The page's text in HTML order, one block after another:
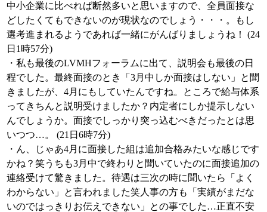
中小企業に比べれば断然多いと思いますので、全員面接な
どしたくてもできないのが現状なのでしょう・・・。もし
選考進まれるようであれば一緒にがんばりましょうね！ (24
日1時57分)
・私も最後のLVMHフォーラムに出て、説明会も最後の日
程でした。最終面接のとき「3月中しか面接はしない」と聞
きましたが、4月にもしていたんですね。ところで給与体系
ってきちんと説明受けましたか？内定者にしか提示しない
んでしょうか。面接でしっかり突っ込むべきだったとは思
いつつ…。 (21日6時7分)
・ん、じゃあ4月に面接した組は追加合格みたいな感じです
かね？笑うちも3月中で終わりと聞いていたのに面接追加の
連絡受けて驚きました。待遇は三次の時に聞いたら「よく
わからない」と言われました笑人事の方も「実績がまだな
いのではっきりお伝えできない」との事でした…正直不安